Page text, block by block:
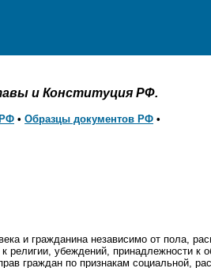
и Конституция РФ.
РФ • Образцы документов РФ •
и гражданина независимо от пола,
религии, убеждений, принадлежности к
граждан по признакам социальной,